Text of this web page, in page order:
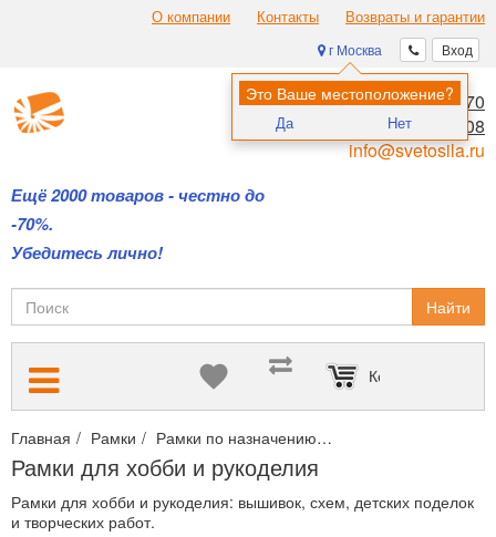
О компании Контакты Возвраты и гарантии
Вход
г Москва
Это Ваше местоположение?
Да Нет
Ещё 2000 товаров - честно до
-70%.
Убедитесь лично!
8 (495) 970-00-70
8 (800) 700-11-08
info@svetosila.ru
Найти
Корзина пуста
Главная Рамки Рамки по назначению
Рамки для хобби и рукоделия
Рамки для хобби и рукоделия: вышивок, схем, детских поделок
и творческих работ.